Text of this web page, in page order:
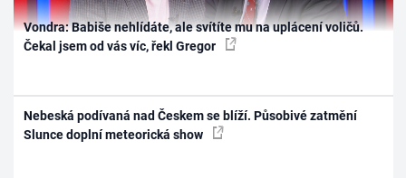
Vondra: Babiše nehlídáte, ale svítíte mu na uplácení voličů.
Čekal jsem od vás víc, řekl Gregor
Nebeská podívaná nad Českem se blíží. Působivé zatmění
Slunce doplní meteorická show